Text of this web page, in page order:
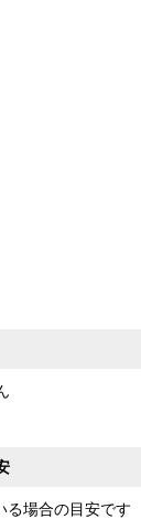
場合の目安です